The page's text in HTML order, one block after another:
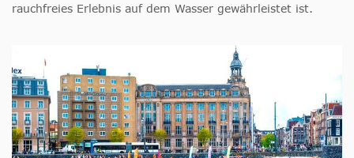
rauchfreies Erlebnis auf dem Wasser gewährleistet ist.